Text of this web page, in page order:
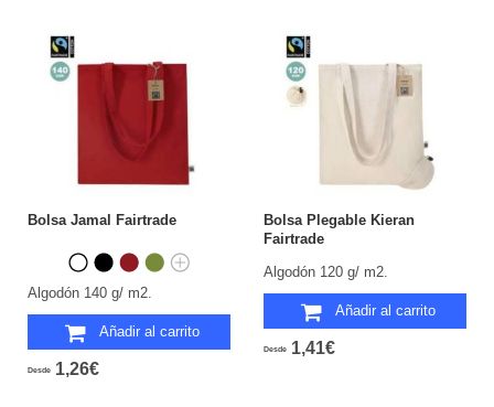
Bolsa Jamal Fairtrade
Algodón 140 g/ m2.
Añadir al carrito
Desde 1,26€
Bolsa Plegable Kieran
Fairtrade
Algodón 120 g/ m2.
Añadir al carrito
Desde 1,41€